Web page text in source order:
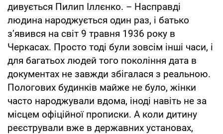
дивується Пилип Іллєнко. – Насправді
людина народжується один раз, і батько
з’явився на світ 9 травня 1936 року в
Черкасах. Просто тоді були зовсім інші часи, і
для багатьох людей того покоління дата в
документах не завжди збігалася з реальною.
Пологових будинків майже не було, жінки
часто народжували вдома, іноді навіть не за
місцем офіційної прописки. А коли дитину
реєстрували вже в державних установах,